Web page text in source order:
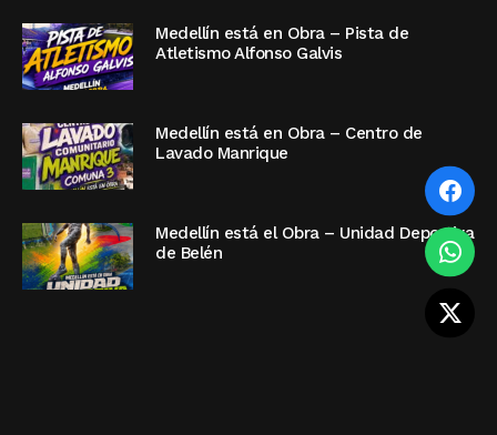
Medellín está en Obra – Pista de
Atletismo Alfonso Galvis
Medellín está en Obra – Centro de
Lavado Manrique
Medellín está el Obra – Unidad Deportiva
de Belén